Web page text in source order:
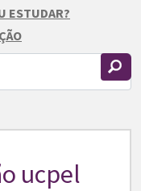
ESTUDAR?
ucpel